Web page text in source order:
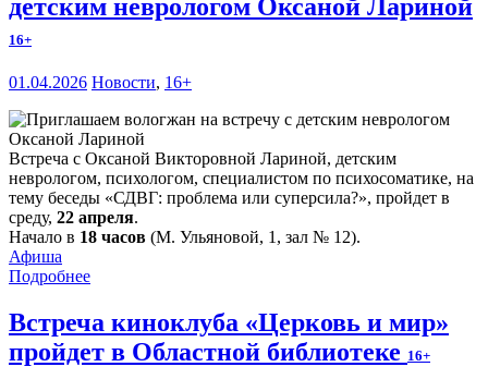
детским неврологом Оксаной Лариной
16+
01.04.2026 Новости, 16+
Встреча с Оксаной Викторовной Лариной, детским
неврологом, психологом, специалистом по психосоматике, на
тему беседы «СДВГ: проблема или суперсила?», пройдет в
среду, 22 апреля.
Начало в 18 часов (М. Ульяновой, 1, зал № 12).
Афиша
Подробнее
Встреча киноклуба «Церковь и мир»
пройдет в Областной библиотеке 16+